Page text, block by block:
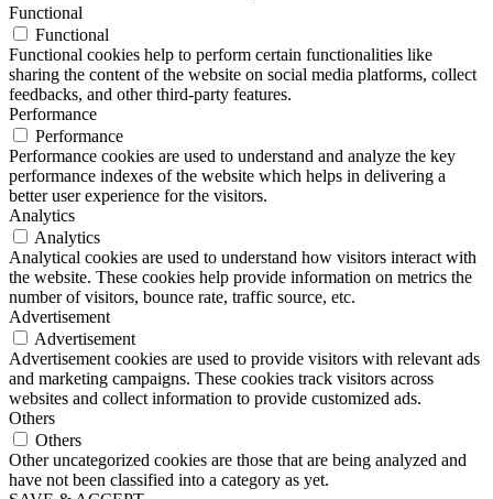
Functional
Functional
Functional cookies help to perform certain functionalities like
sharing the content of the website on social media platforms, collect
feedbacks, and other third-party features.
Performance
Performance
Performance cookies are used to understand and analyze the key
performance indexes of the website which helps in delivering a
better user experience for the visitors.
Analytics
Analytics
Analytical cookies are used to understand how visitors interact with
the website. These cookies help provide information on metrics the
number of visitors, bounce rate, traffic source, etc.
Advertisement
Advertisement
Advertisement cookies are used to provide visitors with relevant ads
and marketing campaigns. These cookies track visitors across
websites and collect information to provide customized ads.
Others
Others
Other uncategorized cookies are those that are being analyzed and
have not been classified into a category as yet.